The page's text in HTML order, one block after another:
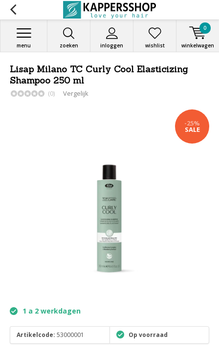
zoeken inloggen
menu wishlist winkelwagen
0
Lisap Milano TC Curly Cool Elasticizing
Shampoo 250 ml
(0) Vergelijk
-25%
SALE
1 a 2 werkdagen
Artikelcode: 53000001 Op voorraad